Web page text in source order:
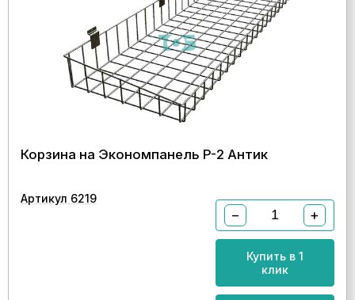
Корзина на Экономпанель P-2 Антик
Артикул 6219
− +
Купить в 1
клик